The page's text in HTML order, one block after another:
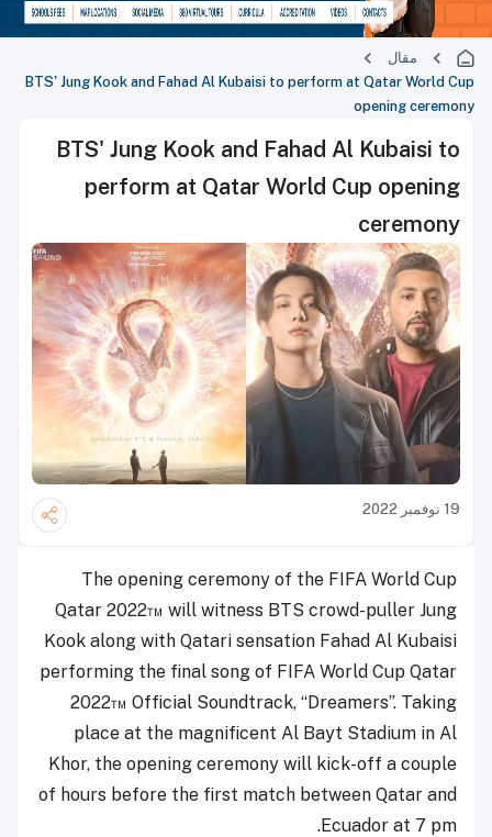
مقال
BTS' Jung Kook and Fahad Al Kubaisi to perform at Qatar World Cup
opening ceremony
BTS' Jung Kook and Fahad Al Kubaisi to
perform at Qatar World Cup opening
ceremony
19 نوفمبر 2022
The opening ceremony of the FIFA World Cup
Qatar 2022™ will witness BTS crowd-puller Jung
Kook along with Qatari sensation Fahad Al Kubaisi
performing the final song of FIFA World Cup Qatar
2022™ Official Soundtrack, “Dreamers”. Taking
place at the magnificent Al Bayt Stadium in Al
Khor, the opening ceremony will kick-off a couple
of hours before the first match between Qatar and
Ecuador at 7 pm.